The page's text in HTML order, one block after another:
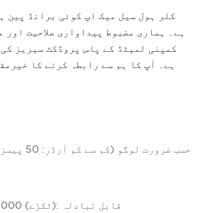
ہے۔ ہماری مضبوط پیداواری صلاحیت
کمپنی لمیٹڈ کے پاس پروڈکٹ سیریز
ہے۔ آپ کا ہم سے رابطہ کرنے کا
1 - 300 (ٹکڑے): 15 (دن)، 301 - 1000 (ٹکڑے): 25 (دن)،&gt;1000 (ٹکڑے): قابل تبادلہ